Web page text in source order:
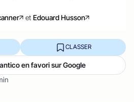
et Edouard Husson
CLASSER
en favori sur Google